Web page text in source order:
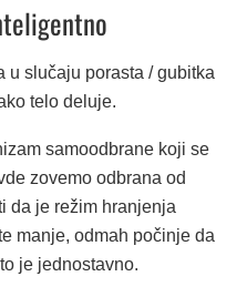
u slučaju porasta / gubitka
telo deluje.
samoodbrane koji se
zovemo odbrana od
da je režim hranjenja
manje, odmah počinje da
je jednostavno.